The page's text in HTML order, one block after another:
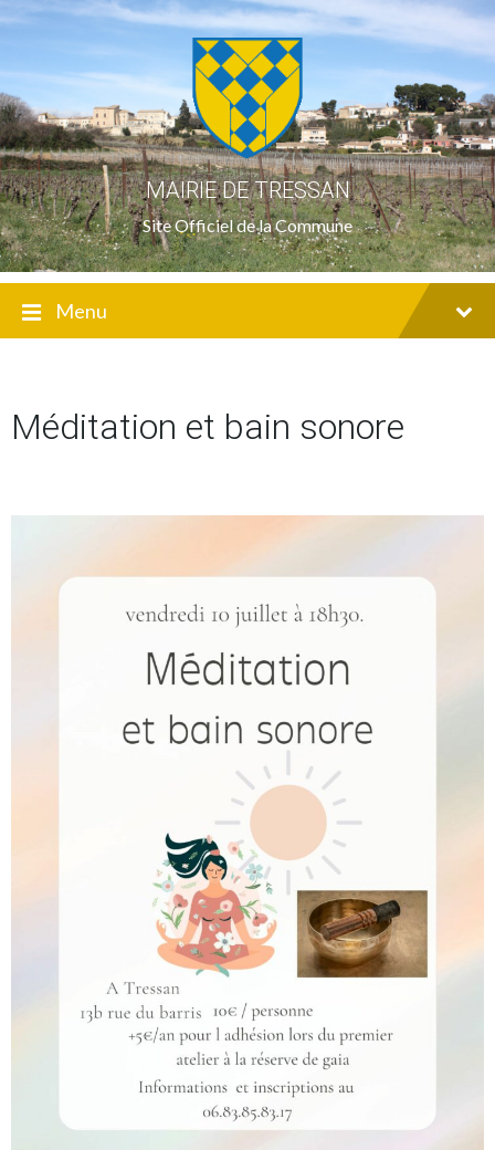
Skip
to
Skip
to
navigation
Skip
to
MAIRIE DE TRESSAN
Site Officiel de la Commune
Menu
Méditation et bain sonore